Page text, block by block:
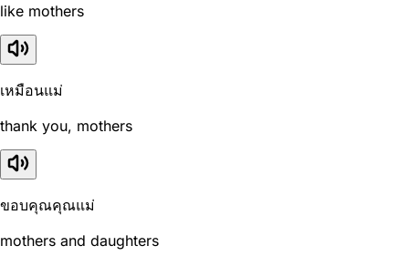
like mothers
เหมือนแม่
thank you, mothers
ขอบคุณคุณแม่
mothers and daughters